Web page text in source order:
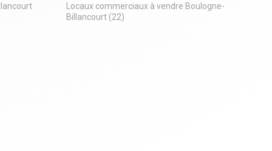
Locaux commerciaux à vendre Boulogne-
Billancourt (22)